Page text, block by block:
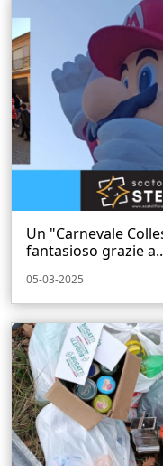
Un "Carnevale
fantasioso grazie
05-03-2025